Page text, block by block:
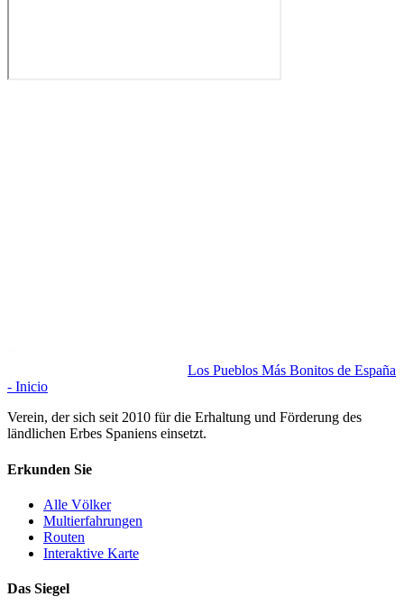
Los Pueblos Más Bonitos de España
- Inicio
Verein, der sich seit 2010 für die Erhaltung und Förderung des
ländlichen Erbes Spaniens einsetzt.
Erkunden Sie
Alle Völker
Multierfahrungen
Routen
Interaktive Karte
Das Siegel